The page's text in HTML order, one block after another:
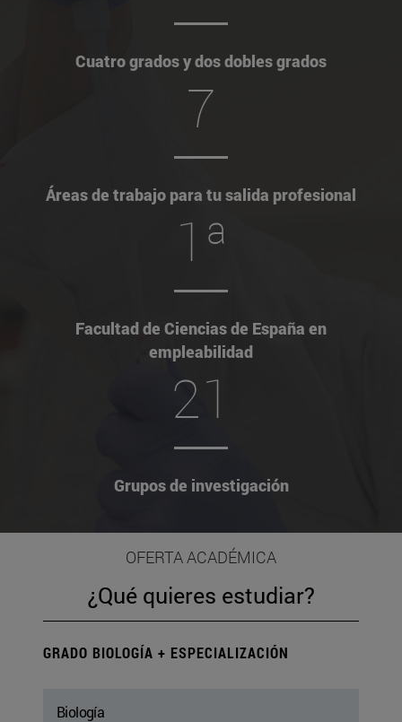
Cuatro grados y dos dobles grados
7
Áreas de trabajo para tu salida profesional
1ª
Facultad de Ciencias de España en
empleabilidad
21
Grupos de investigación
OFERTA ACADÉMICA
¿Qué quieres estudiar?
GRADO BIOLOGÍA + ESPECIALIZACIÓN
Biología